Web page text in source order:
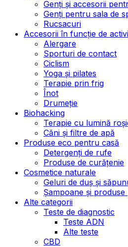
Genți și accesorii
Genți pentru sala de
Rucsacuri
Accesorii în funcție de
Alergare
Sporturi de contact
Ciclism
Yoga și pilates
Terapie prin frig
Înot
Drumeție
Biohacking
Terapie cu lumină
Căni și filtre de apă
Produse eco pentru casă
Detergenți de rufe
Produse de curățenie
Cosmetice naturale
Geluri de duș și
Șampoane și
Alte categorii
Teste de diagnostic
Teste ADN
Alte teste
CBD